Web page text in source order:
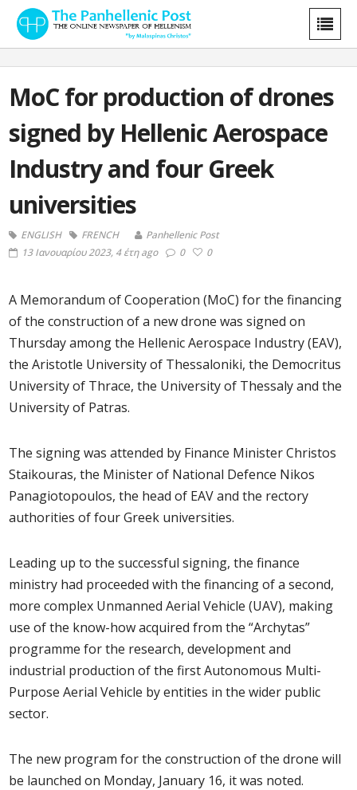
MoC for production of drones
signed by Hellenic Aerospace
Industry and four Greek
universities
ENGLISH FRENCH
Panhellenic Post
13 Ιανουαρίου 2023, 4 έτη ago
0 0
A Memorandum of Cooperation (MoC) for the financing
of the construction of a new drone was signed on
Thursday among the Hellenic Aerospace Industry (EAV),
the Aristotle University of Thessaloniki, the Democritus
University of Thrace, the University of Thessaly and the
University of Patras.
The signing was attended by Finance Minister Christos
Staikouras, the Minister of National Defence Nikos
Panagiotopoulos, the head of EAV and the rectory
authorities of four Greek universities.
Leading up to the successful signing, the finance
ministry had proceeded with the financing of a second,
more complex Unmanned Aerial Vehicle (UAV), making
use of the know-how acquired from the “Archytas”
programme for the research, development and
industrial production of the first Autonomous Multi-
Purpose Aerial Vehicle by entities in the wider public
sector.
The new program for the construction of the drone will
be launched on Monday, January 16, it was noted.